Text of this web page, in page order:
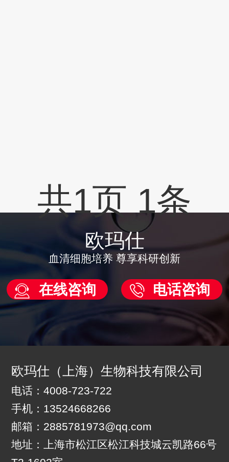
共1页 1条
欧玛仕
血清细胞培养 尊享科研创新
在线咨询 电话咨询
欧玛仕（上海）生物科技有限公司
电话：4008-723-722
手机：13524668266
邮箱：2885781973@qq.com
地址：上海市松江区松江科技城云凯路66号